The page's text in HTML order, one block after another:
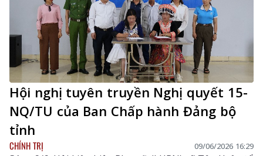
Hội nghị tuyên truyền Nghị quyết 15-
NQ/TU của Ban Chấp hành Đảng bộ
tỉnh
CHÍNH TRỊ 09/06/2026 16:29